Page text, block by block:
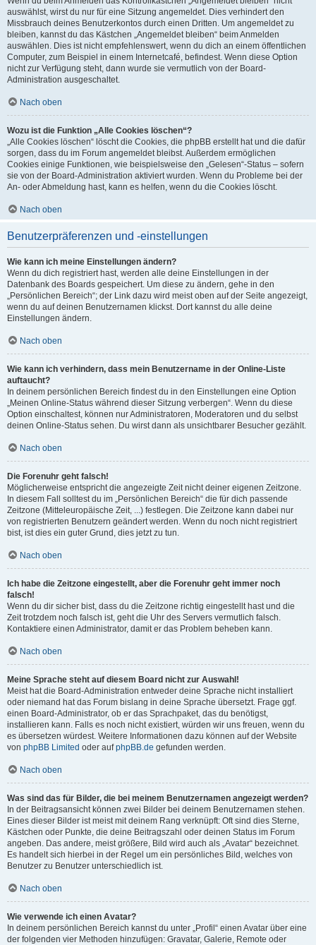
auswählst, wirst du nur für eine Sitzung angemeldet. Dies verhindert den
Missbrauch deines Benutzerkontos durch einen Dritten. Um angemeldet zu
bleiben, kannst du das Kästchen „Angemeldet bleiben“ beim Anmelden
auswählen. Dies ist nicht empfehlenswert, wenn du dich an einem öffentlichen
Computer, zum Beispiel in einem Internetcafé, befindest. Wenn diese Option
nicht zur Verfügung steht, dann wurde sie vermutlich von der Board-
Administration ausgeschaltet.
Nach oben
Wozu ist die Funktion „Alle Cookies löschen“?
„Alle Cookies löschen“ löscht die Cookies, die phpBB erstellt hat und die dafür
sorgen, dass du im Forum angemeldet bleibst. Außerdem ermöglichen
Cookies einige Funktionen, wie beispielsweise den „Gelesen“-Status – sofern
sie von der Board-Administration aktiviert wurden. Wenn du Probleme bei der
An- oder Abmeldung hast, kann es helfen, wenn du die Cookies löscht.
Nach oben
Benutzerpräferenzen und -einstellungen
Wie kann ich meine Einstellungen ändern?
Wenn du dich registriert hast, werden alle deine Einstellungen in der
Datenbank des Boards gespeichert. Um diese zu ändern, gehe in den
„Persönlichen Bereich“; der Link dazu wird meist oben auf der Seite angezeigt,
wenn du auf deinen Benutzernamen klickst. Dort kannst du alle deine
Einstellungen ändern.
Nach oben
Wie kann ich verhindern, dass mein Benutzername in der Online-Liste
auftaucht?
In deinem persönlichen Bereich findest du in den Einstellungen eine Option
„Meinen Online-Status während dieser Sitzung verbergen“. Wenn du diese
Option einschaltest, können nur Administratoren, Moderatoren und du selbst
deinen Online-Status sehen. Du wirst dann als unsichtbarer Besucher gezählt.
Nach oben
Die Forenuhr geht falsch!
Möglicherweise entspricht die angezeigte Zeit nicht deiner eigenen Zeitzone.
In diesem Fall solltest du im „Persönlichen Bereich“ die für dich passende
Zeitzone (Mitteleuropäische Zeit, ...) festlegen. Die Zeitzone kann dabei nur
von registrierten Benutzern geändert werden. Wenn du noch nicht registriert
bist, ist dies ein guter Grund, dies jetzt zu tun.
Nach oben
Ich habe die Zeitzone eingestellt, aber die Forenuhr geht immer noch
falsch!
Wenn du dir sicher bist, dass du die Zeitzone richtig eingestellt hast und die
Zeit trotzdem noch falsch ist, geht die Uhr des Servers vermutlich falsch.
Kontaktiere einen Administrator, damit er das Problem beheben kann.
Nach oben
Meine Sprache steht auf diesem Board nicht zur Auswahl!
Meist hat die Board-Administration entweder deine Sprache nicht installiert
oder niemand hat das Forum bislang in deine Sprache übersetzt. Frage ggf.
einen Board-Administrator, ob er das Sprachpaket, das du benötigst,
installieren kann. Falls es noch nicht existiert, würden wir uns freuen, wenn du
es übersetzen würdest. Weitere Informationen dazu können auf der Website
von phpBB Limited oder aufphpBB.de gefunden werden.
Nach oben
Was sind das für Bilder, die bei meinem Benutzernamen angezeigt werden?
In der Beitragsansicht können zwei Bilder bei deinem Benutzernamen stehen.
Eines dieser Bilder ist meist mit deinem Rang verknüpft: Oft sind dies Sterne,
Kästchen oder Punkte, die deine Beitragszahl oder deinen Status im Forum
angeben. Das andere, meist größere, Bild wird auch als „Avatar“ bezeichnet.
Es handelt sich hierbei in der Regel um ein persönliches Bild, welches von
Benutzer zu Benutzer unterschiedlich ist.
Nach oben
Wie verwende ich einen Avatar?
In deinem persönlichen Bereich kannst du unter „Profil“ einen Avatar über eine
der folgenden vier Methoden hinzufügen: Gravatar, Galerie, Remote oder